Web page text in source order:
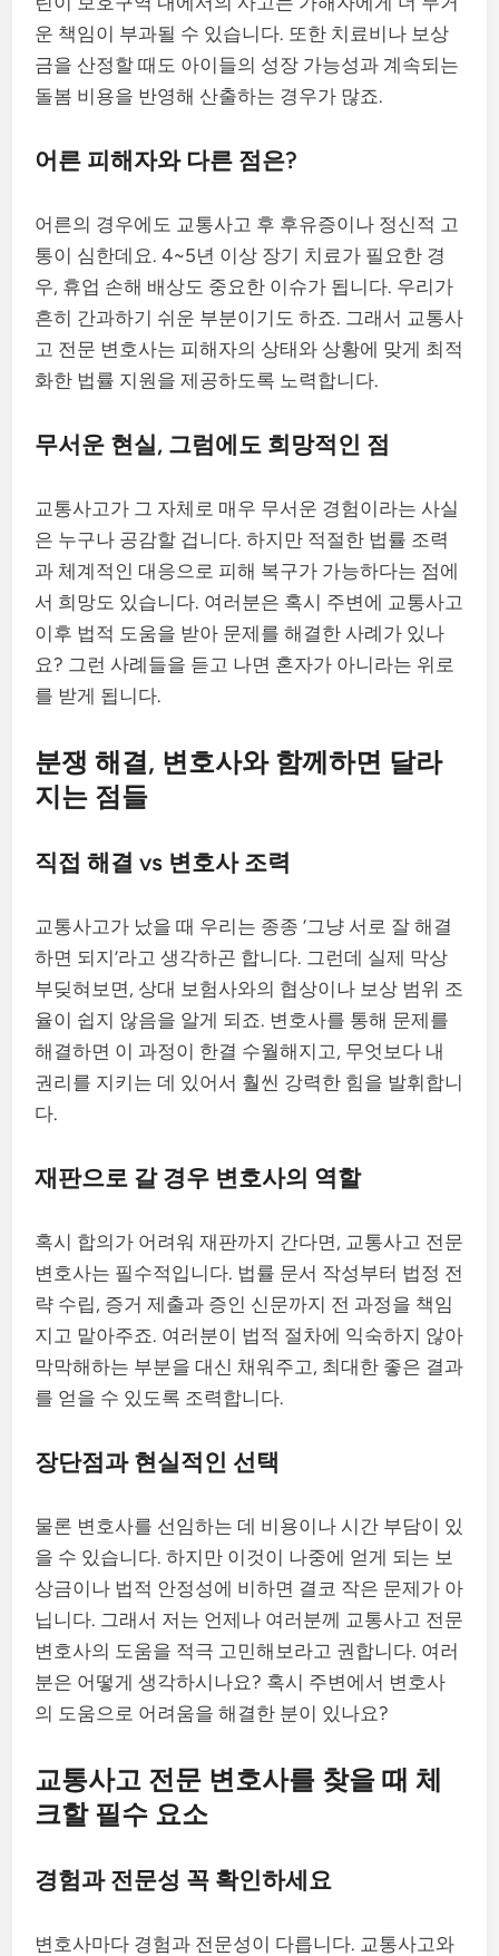
운 책임이 부과될 수 있습니다. 또한 치료비나 보상
금을 산정할 때도 아이들의 성장 가능성과 계속되는
돌봄 비용을 반영해 산출하는 경우가 많죠.
어른 피해자와 다른 점은?
어른의 경우에도 교통사고 후 후유증이나 정신적 고
통이 심한데요. 4~5년 이상 장기 치료가 필요한 경
우, 휴업 손해 배상도 중요한 이슈가 됩니다. 우리가
흔히 간과하기 쉬운 부분이기도 하죠. 그래서 교통사
고 전문 변호사는 피해자의 상태와 상황에 맞게 최적
화한 법률 지원을 제공하도록 노력합니다.
무서운 현실, 그럼에도 희망적인 점
교통사고가 그 자체로 매우 무서운 경험이라는 사실
은 누구나 공감할 겁니다. 하지만 적절한 법률 조력
과 체계적인 대응으로 피해 복구가 가능하다는 점에
서 희망도 있습니다. 여러분은 혹시 주변에 교통사고
이후 법적 도움을 받아 문제를 해결한 사례가 있나
요? 그런 사례들을 듣고 나면 혼자가 아니라는 위로
를 받게 됩니다.
분쟁 해결, 변호사와 함께하면 달라
지는 점들
직접 해결 vs 변호사 조력
교통사고가 났을 때 우리는 종종 ‘그냥 서로 잘 해결
하면 되지’라고 생각하곤 합니다. 그런데 실제 막상
부딪혀보면, 상대 보험사와의 협상이나 보상 범위 조
율이 쉽지 않음을 알게 되죠. 변호사를 통해 문제를
해결하면 이 과정이 한결 수월해지고, 무엇보다 내
권리를 지키는 데 있어서 훨씬 강력한 힘을 발휘합니
다.
재판으로 갈 경우 변호사의 역할
혹시 합의가 어려워 재판까지 간다면, 교통사고 전문
변호사는 필수적입니다. 법률 문서 작성부터 법정 전
략 수립, 증거 제출과 증인 신문까지 전 과정을 책임
지고 맡아주죠. 여러분이 법적 절차에 익숙하지 않아
막막해하는 부분을 대신 채워주고, 최대한 좋은 결과
를 얻을 수 있도록 조력합니다.
장단점과 현실적인 선택
물론 변호사를 선임하는 데 비용이나 시간 부담이 있
을 수 있습니다. 하지만 이것이 나중에 얻게 되는 보
상금이나 법적 안정성에 비하면 결코 작은 문제가 아
닙니다. 그래서 저는 언제나 여러분께 교통사고 전문
변호사의 도움을 적극 고민해보라고 권합니다. 여러
분은 어떻게 생각하시나요? 혹시 주변에서 변호사
의 도움으로 어려움을 해결한 분이 있나요?
교통사고 전문 변호사를 찾을 때 체
크할 필수 요소
경험과 전문성 꼭 확인하세요
변호사마다 경험과 전문성이 다릅니다. 교통사고와